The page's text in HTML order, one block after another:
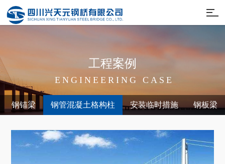
工程案例
E N G I N E E R I N G C A S E
钢锚梁 钢管混凝土格构柱 安装临时措施 钢板梁